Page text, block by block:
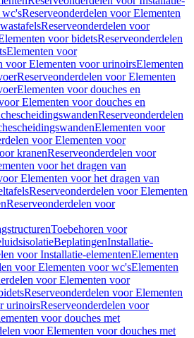
wc'sReserveonderdelen voor Elementen
Reserveonderdelen voor
voor bidetsReserveonderdelen
Elementen voor
voor Elementen voor urinoirsElementen
Reserveonderdelen voor Elementen
Elementen voor douches en
Elementen voor douches en
Reserveonderdelen
Elementen voor
voor Elementen voor
kranenReserveonderdelen voor
voor het dragen van
Elementen voor het dragen van
Reserveonderdelen voor Elementen
Reserveonderdelen voor
Toebehoren voor
BeplatingenInstallatie-
voor Installatie-elementenElementen
voor Elementen voor wc'sElementen
voor Elementen voor
Reserveonderdelen voor Elementen
urinoirsReserveonderdelen voor
voor douches met
voor Elementen voor douches met